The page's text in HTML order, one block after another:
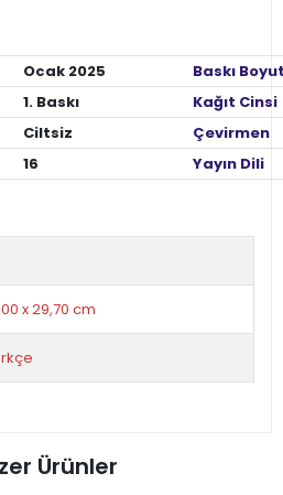
Ocak 2025
Baskı
1. Baskı
Kağıt Cinsi
Ciltsiz
Çevirmen
16 Yayın Dili
x 29,70 cm
Ürünler